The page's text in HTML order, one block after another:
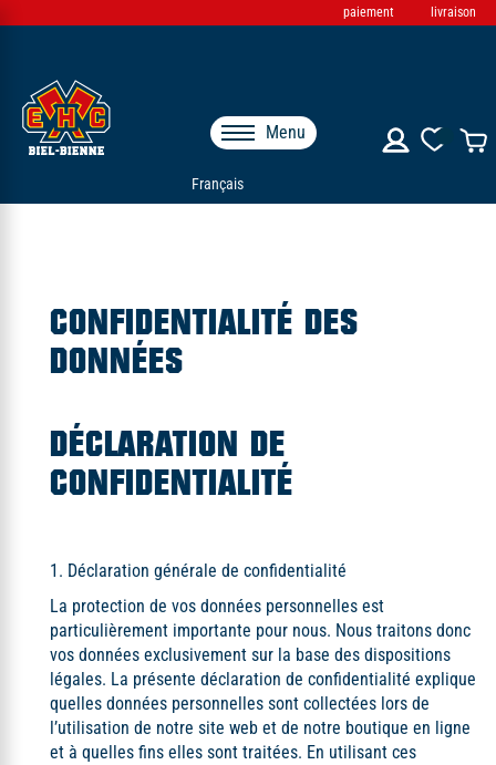
paiement livraison
Français
Menu
CONFIDENTIALITÉ DES
DONNÉES
DÉCLARATION DE
CONFIDENTIALITÉ
1. Déclaration générale de confidentialité
La protection de vos données personnelles est
particulièrement importante pour nous. Nous traitons donc
vos données exclusivement sur la base des dispositions
légales. La présente déclaration de confidentialité explique
quelles données personnelles sont collectées lors de
l’utilisation de notre site web et de notre boutique en ligne
et à quelles fins elles sont traitées. En utilisant ces